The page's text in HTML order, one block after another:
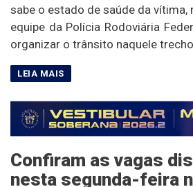
sabe o estado de saúde da vítima,
equipe da Polícia Rodoviária
organizar o trânsito naquele
Confiram as vagas
nesta segunda-feira